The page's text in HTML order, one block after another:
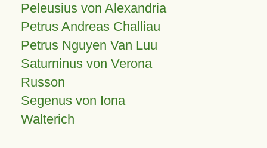
Peleusius von Alexandria
Petrus Andreas Challiau
Petrus Nguyen Van Luu
Saturninus von Verona
Russon
Segenus von Iona
Walterich